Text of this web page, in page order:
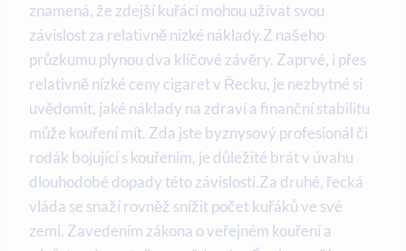
znamená, že zdejší kuřáci mohou užívat svou
závislost za relativně nízké náklady.Z našeho
průzkumu plynou dva klíčové závěry. Zaprvé, i přes
relativně nízké ceny cigaret v Řecku, je nezbytné si
uvědomit, jaké náklady na zdraví a finanční stabilitu
může kouření mít. Zda jste byznysový profesionál či
rodák bojující s kouřením, je důležité brát v úvahu
dlouhodobé dopady této závislosti.Za druhé, řecká
vláda se snaží rovněž snížit počet kuřáků ve své
zemi. Zavedením zákona o veřejném kouření a